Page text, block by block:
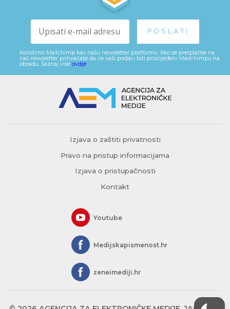
Koristimo Mailchimp kao našu newsletter platformu. Ako se pretplatite na
naš newsletter prihvaćate da će vaši podaci biti proslijeđeni Mailchimpu na
obradu. Saznaj više ovdje.
Izjava o zaštiti privatnosti
Pravo na pristup informacijama
Izjava o pristupačnosti
Kontakt
Youtube
Medijskapismenost.hr
zeneimediji.hr